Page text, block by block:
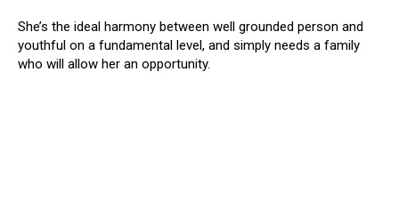
She’s the ideal harmony between well grounded person and
youthful on a fundamental level, and simply needs a family
who will allow her an opportunity.